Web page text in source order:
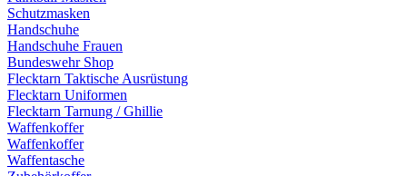
Schutzmasken
Handschuhe
Handschuhe Frauen
Bundeswehr Shop
Flecktarn Taktische Ausrüstung
Flecktarn Uniformen
Flecktarn Tarnung / Ghillie
Waffenkoffer
Waffenkoffer
Waffentasche